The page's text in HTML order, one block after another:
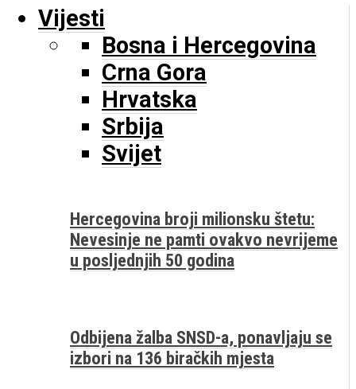
Vijesti
Bosna i Hercegovina
Crna Gora
Hrvatska
Srbija
Svijet
Hercegovina broji milionsku štetu:
Nevesinje ne pamti ovakvo nevrijeme
u posljednjih 50 godina
Odbijena žalba SNSD-a, ponavljaju se
izbori na 136 biračkih mjesta